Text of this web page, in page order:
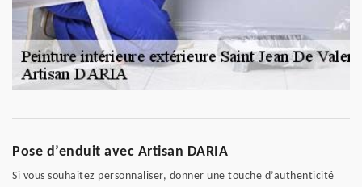
Pose d’enduit avec Artisan DARIA
Si vous souhaitez personnaliser, donner une touche d’authenticité